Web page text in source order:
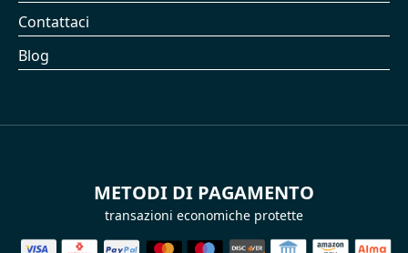
Contattaci
Blog
METODI DI PAGAMENTO
transazioni economiche protette